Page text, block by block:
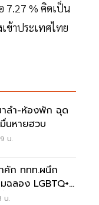
7.27 % คิดเป็น
ข้าประเทศไทย
าลำ-ห้องพัก ฉุด
นหายฮวบ
น.
คัก ททท.ผนึก
ฉลอง LGBTQ+
น.